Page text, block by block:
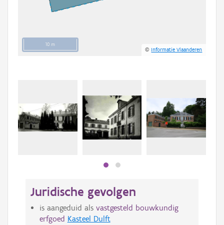
10 m
©Informatie Vlaanderen
Juridische gevolgen
is aangeduid als vastgesteld bouwkundig
erfgoed Kasteel Dulft